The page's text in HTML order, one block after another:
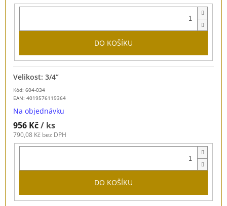
DO KOŠÍKU
Kód: 604-034
EAN: 4019576119364
Velikost: 3/4”
Na objednávku
956 Kč/ ks
790,08 Kč bez DPH
DO KOŠÍKU